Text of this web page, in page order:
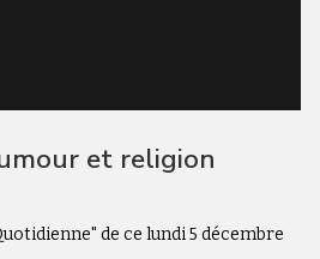
et religion
de ce lundi 5 décembre